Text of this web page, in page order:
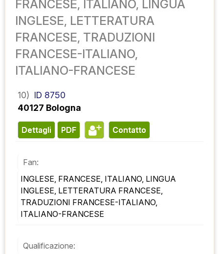
FRANCESE, ITALIANO, LINGUA
INGLESE, LETTERATURA
FRANCESE, TRADUZIONI
FRANCESE-ITALIANO,
ITALIANO-FRANCESE
10) ID 8750
40127 Bologna
Dettagli PDF contatto
Fan:
INGLESE, FRANCESE, ITALIANO, LINGUA
INGLESE, LETTERATURA FRANCESE,
TRADUZIONI FRANCESE-ITALIANO,
ITALIANO-FRANCESE
Qualificazione: